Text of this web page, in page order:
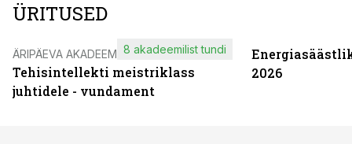
ÜRITUSED
ÄRIPÄEVA AKADEEMIA
Tehisintellekti meistriklass
juhtidele - vundament
8 akadeemilist tundi
2026